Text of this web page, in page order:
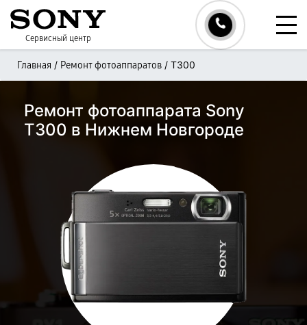
Сервисный центр
Главная / Ремонт фотоаппаратов / T300
Ремонт фотоаппарата Sony
T300 в Нижнем Новгороде